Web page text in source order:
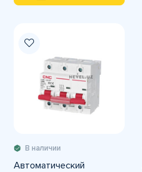
В наличии
Автоматический